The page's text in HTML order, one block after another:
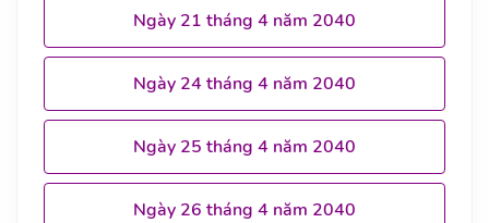
Ngày 21 tháng 4 năm 2040
Ngày 24 tháng 4 năm 2040
Ngày 25 tháng 4 năm 2040
Ngày 26 tháng 4 năm 2040